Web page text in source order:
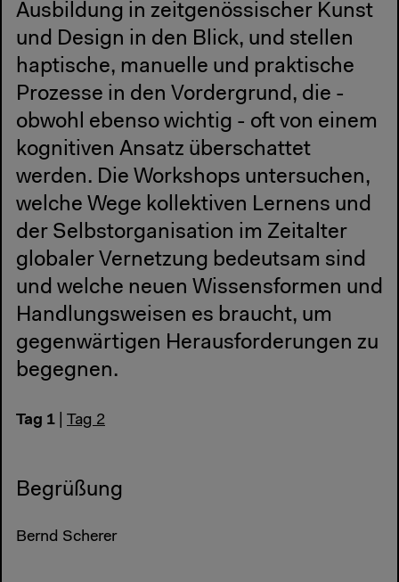
Ausbildung in zeitgenössischer Kunst
und Design in den Blick, und stellen
haptische, manuelle und praktische
Prozesse in den Vordergrund, die -
obwohl ebenso wichtig - oft von einem
kognitiven Ansatz überschattet
werden. Die Workshops untersuchen,
welche Wege kollektiven Lernens und
der Selbstorganisation im Zeitalter
globaler Vernetzung bedeutsam sind
und welche neuen Wissensformen und
Handlungsweisen es braucht, um
gegenwärtigen Herausforderungen zu
begegnen.
Tag 1 Tag 2
Begrüßung
Bernd Scherer